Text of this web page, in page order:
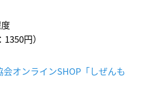
円）
会オンラインSHOP「しぜんも